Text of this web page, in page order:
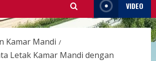
VIDEO
Kamar Mandi
Letak Kamar Mandi dengan